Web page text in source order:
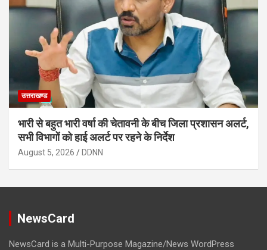
उत्तराखण्ड
भारी से बहुत भारी वर्षा की चेतावनी के बीच जिला प्रशासन अलर्ट,
सभी विभागों को हाई अलर्ट पर रहने के निर्देश
August 5, 2026 DDNN
NewsCard
NewsCard is a Multi-Purpose Magazine/News WordPress